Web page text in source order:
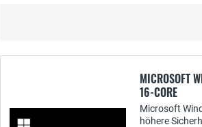
MICROSOFT
16-CORE
Microsoft
höhere